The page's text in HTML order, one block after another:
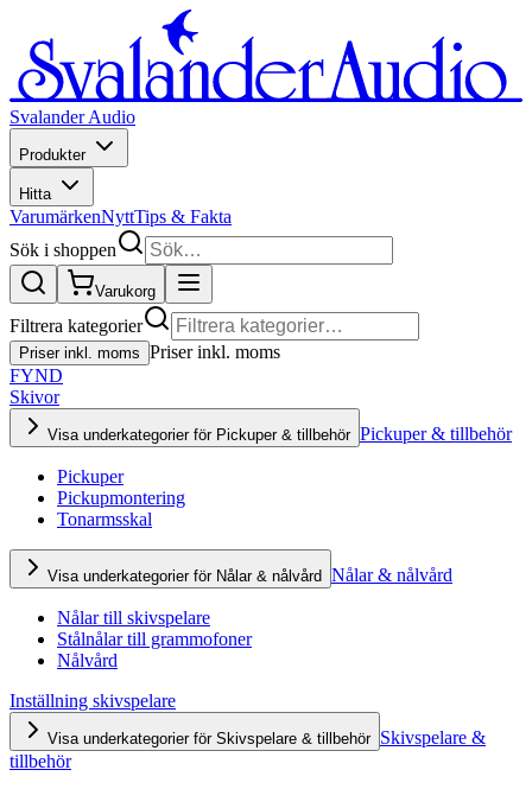
Svalander Audio
Produkter
Hitta
VarumärkenNyttTips & Fakta
Sök i shoppen
Varukorg
Filtrera kategorier
Priser inkl. moms Priser inkl. moms
FYND
Skivor
Visa underkategorier för Pickuper & tillbehör Pickuper & tillbehör
Pickuper
Pickupmontering
Tonarmsskal
Visa underkategorier för Nålar & nålvård Nålar & nålvård
Nålar till skivspelare
Stålnålar till grammofoner
Nålvård
Inställning skivspelare
Visa underkategorier för Skivspelare & tillbehör Skivspelare &
tillbehör